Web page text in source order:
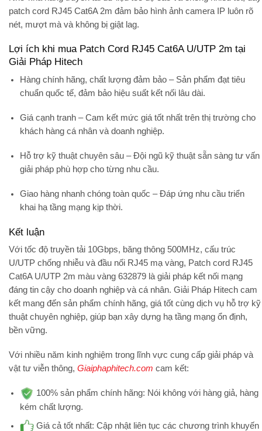
patch cord RJ45 Cat6A 2m đảm bảo hình ảnh camera IP luôn rõ
nét, mượt mà và không bị giật lag.
Lợi ích khi mua Patch Cord RJ45 Cat6A U/UTP 2m tại
Giải Pháp Hitech
Hàng chính hãng, chất lượng đảm bảo– Sản phẩm đạt tiêu
chuẩn quốc tế, đảm bảo hiệu suất kết nối lâu dài.
Giá cạnh tranh– Cam kết mức giá tốt nhất trên thị trường cho
khách hàng cá nhân và doanh nghiệp.
Hỗ trợ kỹ thuật chuyên sâu– Đội ngũ kỹ thuật sẵn sàng tư vấn
giải pháp phù hợp cho từng nhu cầu.
Giao hàng nhanh chóng toàn quốc – Đáp ứng nhu cầu triển
khai hạ tầng mạng kịp thời.
Kết luận
Với tốc độ truyền tải 10Gbps, băng thông 500MHz, cấu trúc
U/UTP chống nhiễu và đầu nối RJ45 mạ vàng, Patch cord RJ45
Cat6A U/UTP 2m màu vàng 632879 là giải pháp kết nối mạng
đáng tin cậy cho doanh nghiệp và cá nhân. Giải Pháp Hitech cam
kết mang đến sản phẩm chính hãng, giá tốt cùng dịch vụ hỗ trợ kỹ
thuật chuyên nghiệp, giúp bạn xây dựng hạ tầng mạng ổn định,
bền vững.
Với nhiều năm kinh nghiệm trong lĩnh vực cung cấp giải pháp và
vật tư viễn thông, Giaiphaphitech.com cam kết:
100% sản phẩm chính hãng: Nói không với hàng giả, hàng
kém chất lượng.
Giá cả tốt nhất: Cập nhật liên tục các chương trình khuyến